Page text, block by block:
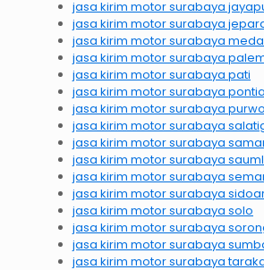
jasa kirim motor surabaya
jasa kirim motor surabaya
jasa kirim motor surabaya
jasa kirim motor surabaya
jasa kirim motor surabaya pati
jasa kirim motor surabaya
jasa kirim motor surabaya
jasa kirim motor surabaya
jasa kirim motor surabaya
jasa kirim motor surabaya
jasa kirim motor surabaya
jasa kirim motor surabaya
jasa kirim motor surabaya solo
jasa kirim motor surabaya
jasa kirim motor surabaya
jasa kirim motor surabaya